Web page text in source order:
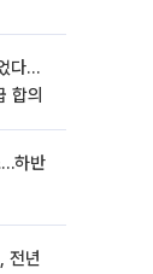
다…
합의
…하반
전년